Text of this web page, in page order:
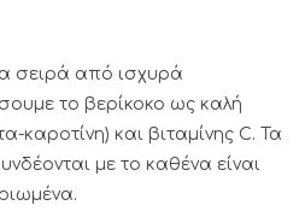
σειρά από ισχυρά
το βερίκοκο ως καλή
καροτίνη) και βιταμίνης C. Τα
με το καθένα είναι